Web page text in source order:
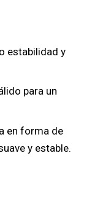
estabilidad y
para un
en forma de
y estable.